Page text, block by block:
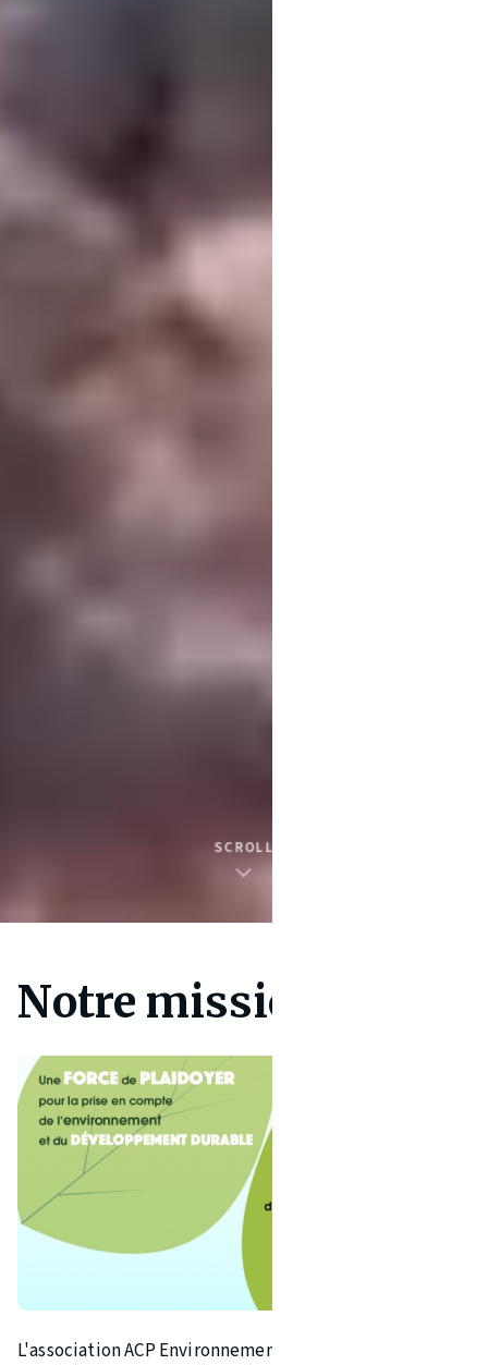
SCROLL
Notre mission
L'association ACP Environnement, fondée en juin 2006 en